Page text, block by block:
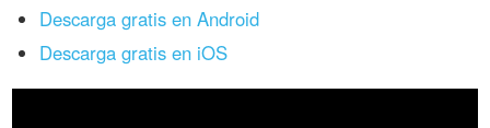
Descarga gratis en Android
Descarga gratis en iOS